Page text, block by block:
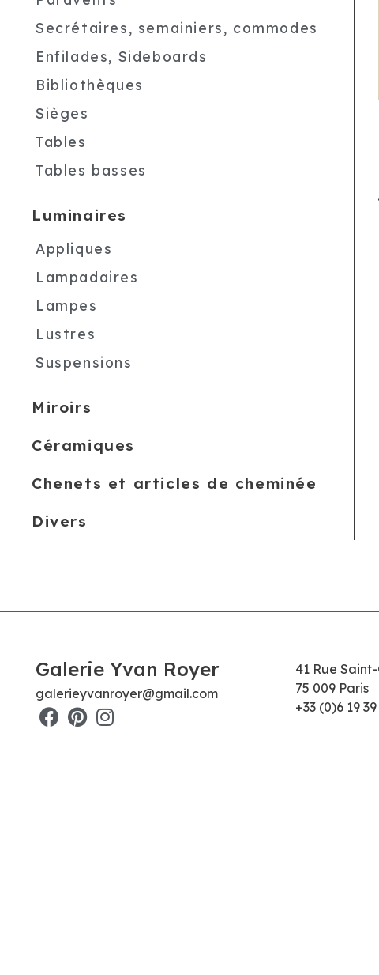
Secrétaires, semainiers, commodes
Enfilades, Sideboards
Bibliothèques
Sièges
Tables
Tables basses
Luminaires
Appliques
Lampadaires
Lampes
Lustres
Suspensions
Miroirs
Céramiques
Chenets et articles de cheminée
Divers
Galerie Yvan Royer
galerieyvanroyer@gmail.com
41 Rue
75 009 Paris
+33 (0)6 19